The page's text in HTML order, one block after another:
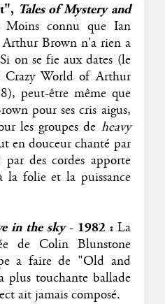
Tales of Mystery and
Moins connu que Ian
Brown n'a rien a
on se fie aux dates (le
Crazy World of Arthur
peut-être même que
pour ses cris aigus,
les groupes de heavy
en douceur chanté par
des cordes apporte
la folie et la puissance
in the sky- 1982 : La
de Colin Blunstone
a faire de "Old and
plus touchante ballade
ait jamais composé.